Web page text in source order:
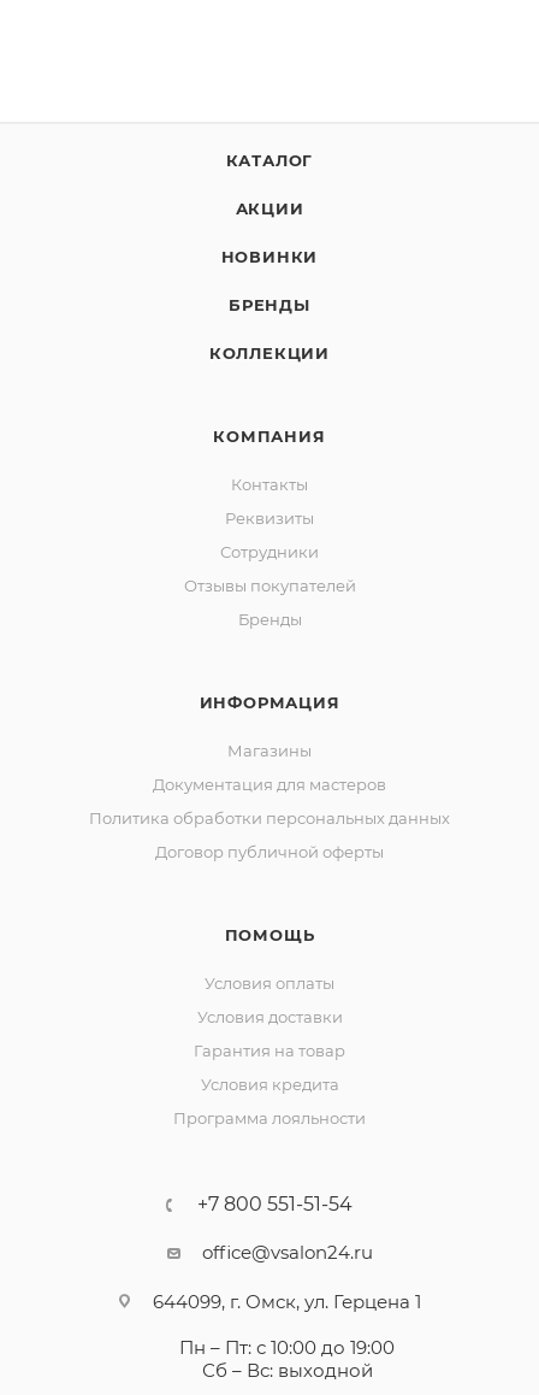
КАТАЛОГ
АКЦИИ
НОВИНКИ
БРЕНДЫ
КОЛЛЕКЦИИ
КОМПАНИЯ
Контакты
Реквизиты
Сотрудники
Отзывы покупателей
Бренды
ИНФОРМАЦИЯ
Магазины
Документация для мастеров
Политика обработки персональных данных
Договор публичной оферты
ПОМОЩЬ
Условия оплаты
Условия доставки
Гарантия на товар
Условия кредита
Программа лояльности
+7 800 551-51-54
office@vsalon24.ru
644099, г. Омск, ул. Герцена 1
Пн – Пт: с 10:00 до 19:00
Сб – Вс: выходной